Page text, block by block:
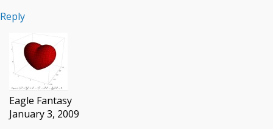
Reply
Eagle Fantasy
January 3, 2009